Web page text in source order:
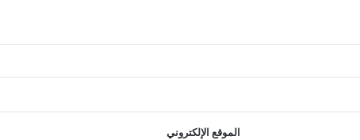
الموقع الإلكتروني